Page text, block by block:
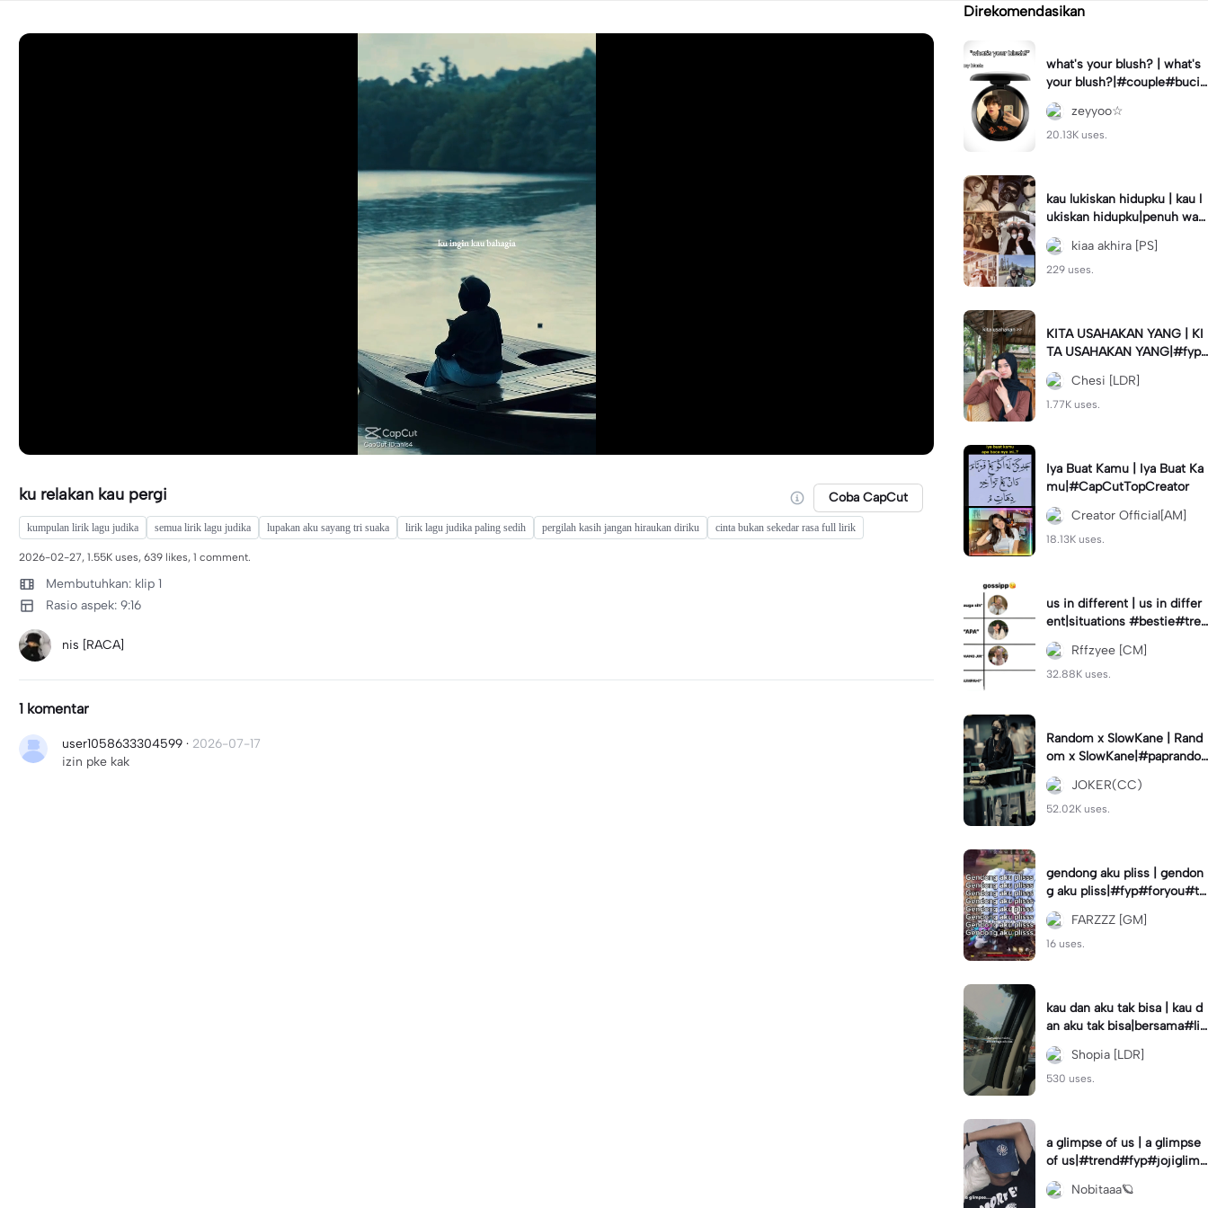
ku relakan kau pergi Coba CapCut
kumpulan lirik lagu judika semua lirik lagu judika lupakan aku sayang tri suaka lirik lagu judika paling sedih pergilah kasih jangan hiraukan diriku cinta bukan sekedar rasa full lirik
2026-02-27, 1.55K uses, 639 likes, 1 comment.
Membutuhkan: klip 1
Rasio aspek: 9:16
nis [RACA]
1 komentar
user1058633304599 · 2026-07-17
izin pke kak
Direkomendasikan
what's your blush? | what's
your blush?|#couple#bucin
#trend#boyfriend#fyp
zeyyoo☆
20.13K uses.
kau lukiskan hidupku | kau l
ukiskan hidupku|penuh war
na#ekspresikanramadan#b
estie#viral#trend#fyp
kiaa akhira [PS]
229 uses.
KITA USAHAKAN YANG | KI
TA USAHAKAN YANG|#fyp
#katakata#trend#viral
Chesi [LDR]
1.77K uses.
Iya Buat Kamu | Iya Buat Ka
mu|#CapCutTopCreator
Creator Official[AM]
18.13K uses.
us in different | us in differ
ent|situations #bestie#tren
d#trendtiktiktok
Rffzyee [CM]
32.88K uses.
Random x SlowKane | Rand
om x SlowKane|#paprando
m #6klip #estetik #fyp
JOKER(CC)
52.02K uses.
gendong aku pliss | gendon
g aku pliss|#fyp#foryou#tr
end#viral
FARZZZ [GM]
16 uses.
kau dan aku tak bisa | kau d
an aku tak bisa|bersama#liri
klagu#fyp#templatelirik
Shopia [LDR]
530 uses.
a glimpse of us | a glimpse
of us|#trend#fyp#jojiglimp
seofus#viral
Nobitaaa🪐